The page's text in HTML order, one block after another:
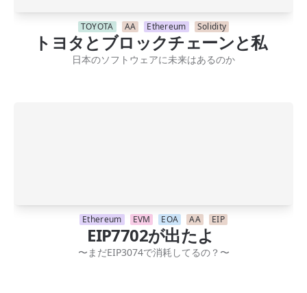
TOYOTA AA Ethereum Solidity
トヨタとブロックチェーンと私
日本のソフトウェアに未来はあるのか
Ethereum EVM EOA AA EIP
EIP7702が出たよ
〜まだEIP3074で消耗してるの？〜